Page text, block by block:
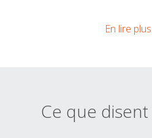
En lire plus
Ce que